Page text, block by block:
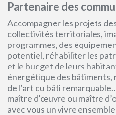
Partenaire des
Accompagner les projets
collectivités territoriales,
programmes, des
potentiel, réhabiliter les
et le budget de leurs
énergétique des bâtiments,
de l’art du bâti
maître d’œuvre ou maître
avec vous un vivre